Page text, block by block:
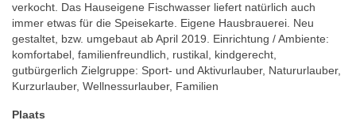
verkocht. Das Hauseigene Fischwasser liefert natürlich auch
immer etwas für die Speisekarte. Eigene Hausbrauerei. Neu
gestaltet, bzw. umgebaut ab April 2019. Einrichtung / Ambiente:
komfortabel, familienfreundlich, rustikal, kindgerecht,
gutbürgerlich Zielgruppe: Sport- und Aktivurlauber, Natururlauber,
Kurzurlauber, Wellnessurlauber, Familien
Plaats